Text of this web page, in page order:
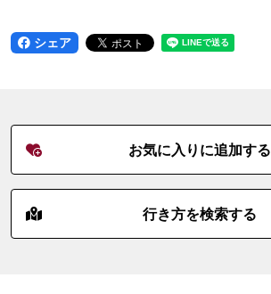
シェア
お気に入りに追加する
行き方を検索する